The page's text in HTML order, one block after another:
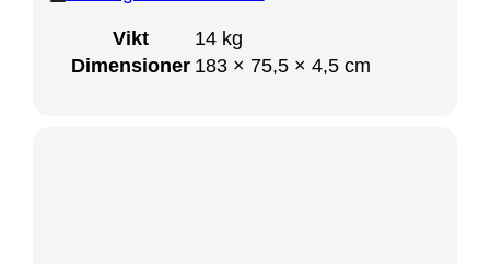
Vikt
14 kg
Dimensioner 183 × 75,5 × 4,5 cm